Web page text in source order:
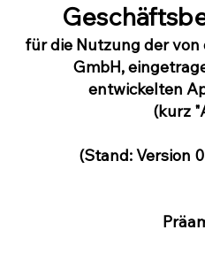
für die Nutzung der
GmbH,
entwickelten
(kurz
(Stand: Version